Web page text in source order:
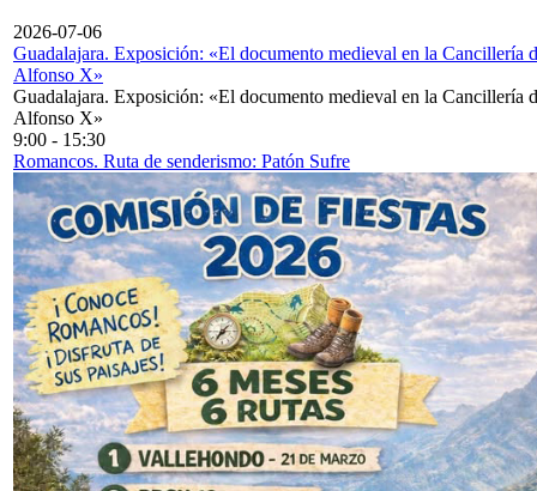
2026-07-06
Guadalajara. Exposición: «El documento medieval en la Cancillería
Alfonso X»
Guadalajara. Exposición: «El documento medieval en la Cancillería
Alfonso X»
9:00 - 15:30
Romancos. Ruta de senderismo: Patón Sufre